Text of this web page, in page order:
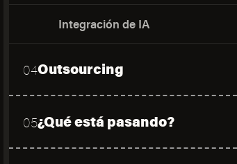
Integración de IA
04Outsourcing
05¿Qué está pasando?